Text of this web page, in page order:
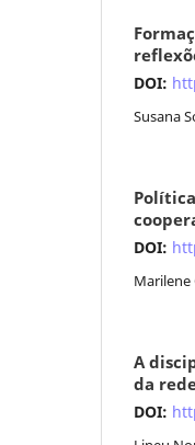
DOI:
Susana
DOI:
Marilene
A
da
DOI: